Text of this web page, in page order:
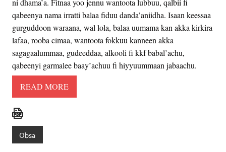
qabeenya nama irratti balaa fiduu danda’aniidha. Isaan keessaa
gurguddoon waraana, wal lola, balaa uumama kan akka kirkira
lafaa, rooba cimaa, wantoota fokkuu kanneen akka
sagagaalummaa, gudeeddaa, alkooli fi kkf babal’achu,
qabeenyi garmalee baay’achuu fi hiyyuummaan jabaachu.
READ MORE
Obsa